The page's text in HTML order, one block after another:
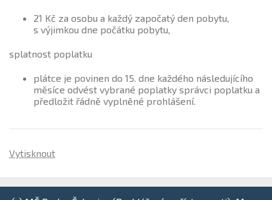
21 Kč za osobu a každý započatý den pobytu,
s výjimkou dne počátku pobytu,
splatnost poplatku
plátce je povinen do 15. dne každého následujícího
měsíce odvést vybrané poplatky správci poplatku a
předložit řádně vyplněné prohlášení.
Vytisknout